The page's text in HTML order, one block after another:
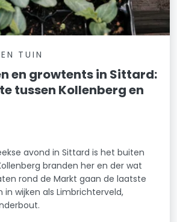
TUIN
en growtents in Sittard:
tussen Kollenberg en
avond in Sittard is het buiten
branden her en der wat
rond de Markt gaan de laatste
in wijken als Limbrichterveld,